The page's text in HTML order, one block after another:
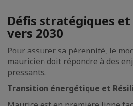
Défis stratégiques
vers 2030
Pour assurer sa pérennité, le
mauricien doit répondre à des
pressants.
Transition énergétique et